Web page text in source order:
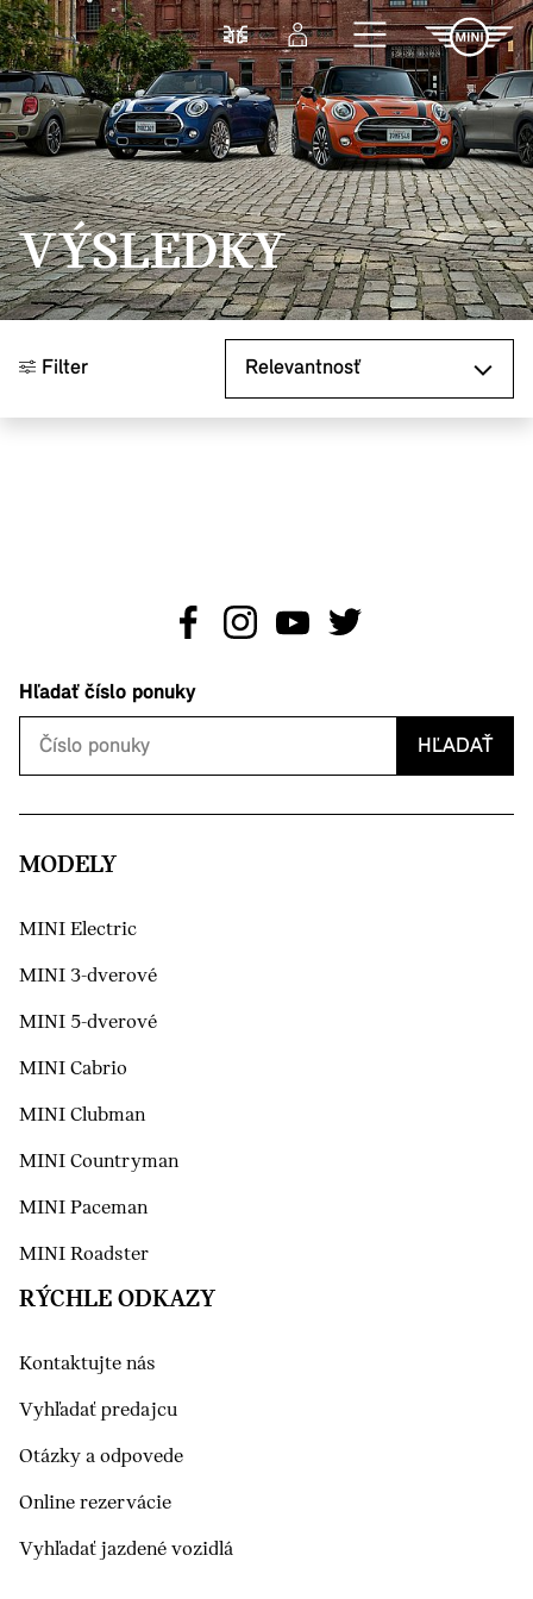
Prejsť na hlavný obsah
PorovnaťPrihlásenie
VÝSLEDKY
Filter
Hľadať číslo ponuky
HĽADAŤ
MODELY
MINI Electric
MINI 3-dverové
MINI 5-dverové
MINI Cabrio
MINI Clubman
MINI Countryman
MINI Paceman
MINI Roadster
RÝCHLE ODKAZY
Kontaktujte nás
Vyhľadať predajcu
Otázky a odpovede
Online rezervácie
Vyhľadať jazdené vozidlá